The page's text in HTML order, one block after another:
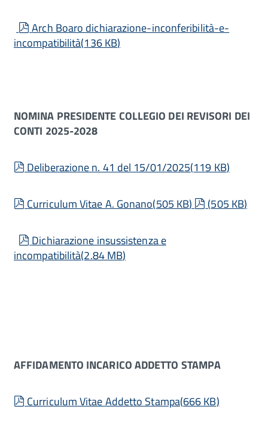
pdf
Arch Boaro dichiarazione-inconferibilità-e-
incompatibilità(136 KB)
NOMINA PRESIDENTE COLLEGIO DEI REVISORI DEI
CONTI 2025-2028
pdf
Deliberazione n. 41 del 15/01/2025(119 KB)
pdf
Curriculum Vitae A. Gonano(505 KB) pdf
(505 KB)
pdf
Dichiarazione insussistenza e
incompatibilità(2.84 MB)
AFFIDAMENTO INCARICO ADDETTO STAMPA
pdf
Curriculum Vitae Addetto Stampa(666 KB)